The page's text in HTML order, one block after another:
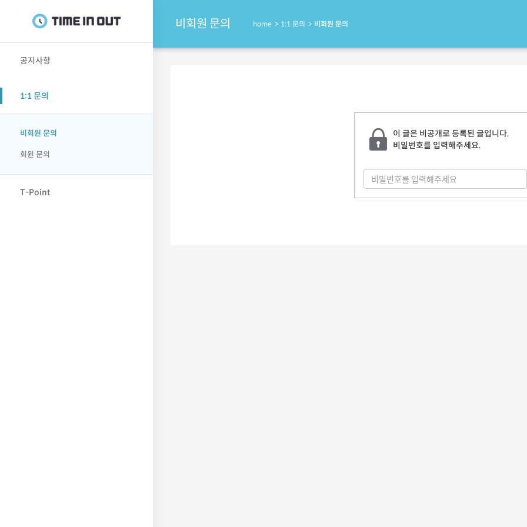
공지사항
1:1 문의
비회원 문의
회원 문의
T-Point
비회원 문의 home 1:1 문의 비회원 문의
이 글은 비공개로 등록된 글입니다.
비밀번호를 입력해주세요.